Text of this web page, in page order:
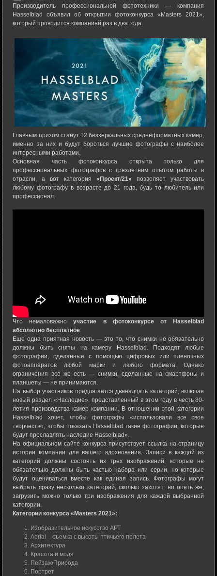
Производитель профессиональной фототехники — компания
Hasselblad объявил об открытии фотоконкурса «Masters 2021»,
который проводится компанией раз в два года.
Главным призом станут 12 беззеркальных среднеформатных камер,
именно за них и будут бороться лучшие фотографы с наиболее
интересными работами.
Основная часть фотоконкурса открыта только для
профессиональных фотографов с трехлетним опытом работы в
отрасли, а вот категория«Проект/21»позволяет участвовать
любому фотографу в возрасте до 21 года, будь то любитель или
профессионал.
Что немаловажноучастие в фотоконкурсе от Hasselblad
абсолютно бесплатное.
Еще одна приятная новость — это то, что снимки не обязательно
должны быть сняты на камеру Hasselblad. Подходят любые
фотографии, сделанные с помощью цифровых или пленочных
фотоаппаратов любой марки и любого формата. Однако
ограничения все же есть — снимки, сделанные на смартфоны и
планшеты — не принимаются.
На выбор участников предлагается двенадцать категорий, включая
новый раздел «Наследие», представленный в этом году в честь 80-
летия производства камер компании. В отношении этой категории
Hasselblad хочет, чтобы фотографы «использовали все свое
творчество, чтобы показать Hasselblad такие фотографии, которые
будут прославлять наследие Hasselblad».
На официальном сайте конкурса присутствует ссылка на страницу
истории компании для вашего вдохновения. Записи в каждой из
категорий должны состоять из трех изображений, которые не
обязательно должны быть частью набора или серии, но которые
будут оцениваться вместе как единая запись. Фотографы могут
выбрать сразу несколько категорий, сколько захотят, но опять же,
загрузить можно только три изображения для каждой выбранной
категории.
Категории конкурса «Masters 2021»:
Изобразительное искусство АРТ
Aerial – съемка с высоты птичьего полета
Архитектура
Красота и мода
Пейзаж/Природа
Портрет